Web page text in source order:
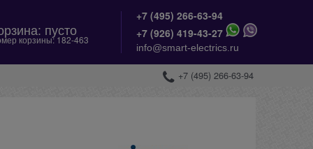
пусто
корзины: 182-463
+7 (495) 266-63-94
+7 (926) 419-43-27
info@smart-electrics.ru
+7 (495) 266-63-94